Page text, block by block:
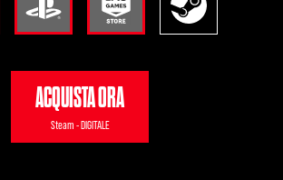
ACQUISTA ORA
Steam - DIGITALE